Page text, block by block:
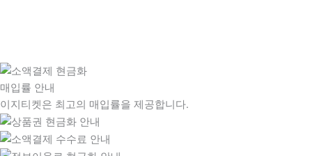
매입률 안내
이지티켓은 최고의 매입률을 제공합니다.